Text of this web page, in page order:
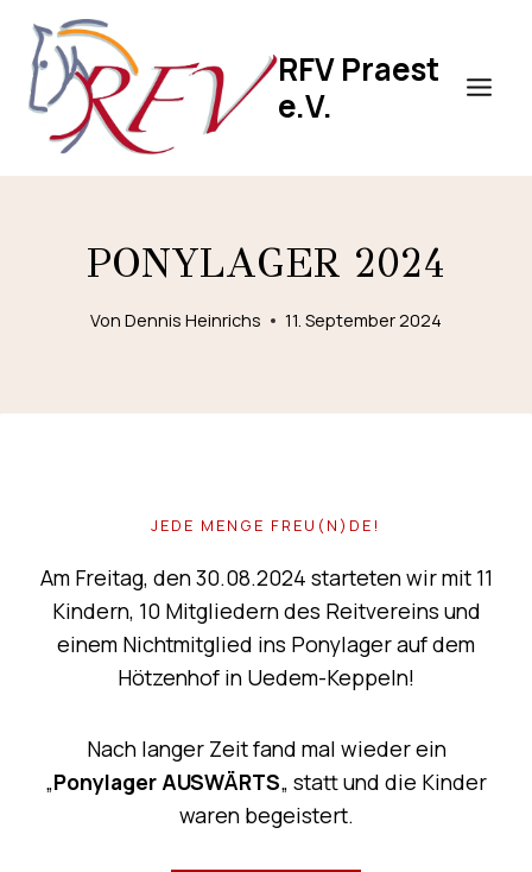
Inhalt
springen
RFV Praest
e.V.
PONYLAGER 2024
Von Dennis Heinrichs 11. September 2024
JEDE MENGE FREU(N)DE!
Am Freitag, den 30.08.2024 starteten wir mit 11
Kindern, 10 Mitgliedern des Reitvereins und
einem Nichtmitglied ins Ponylager auf dem
Hötzenhof in Uedem-Keppeln!
Nach langer Zeit fand mal wieder ein
„Ponylager AUSWÄRTS„ statt und die Kinder
waren begeistert.